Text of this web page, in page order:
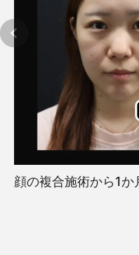
顔の複合施術から1